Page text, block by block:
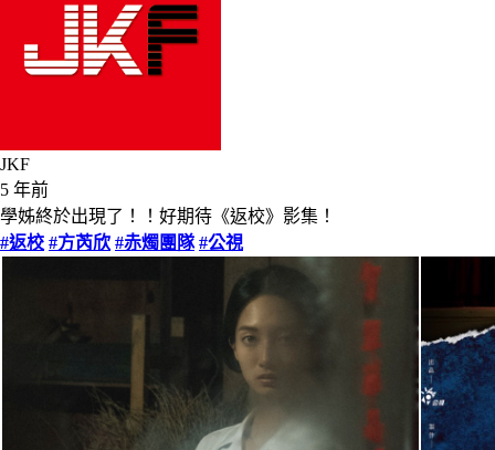
JKF
5 年前
學姊終於出現了！！好期待《返校》影集！
#返校 #方芮欣 #赤燭團隊 #公視